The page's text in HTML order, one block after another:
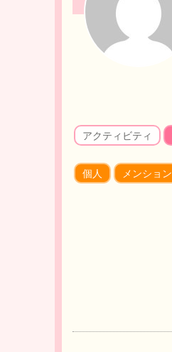
アクティビティ
個人 メンション